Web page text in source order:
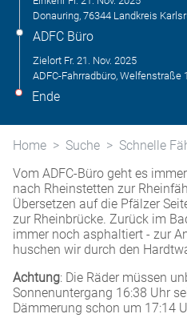
Donauring, 76344 Landkreis
ADFC Büro
Zielort Fr. 21. Nov. 2025
ADFC-Fahrradbüro, Welfenstraße
Ende
Home Suche
Schnelle
Vom ADFC-Büro geht es
nach Rheinstetten zur
Übersetzen auf die Pfälzer
zur Rheinbrücke. Zurück im
immer noch asphaltiert - zur
huschen wir durch den
Achtung: Die Räder müssen
Sonnenuntergang 16:38 Uhr
Dämmerung schon um 17:14